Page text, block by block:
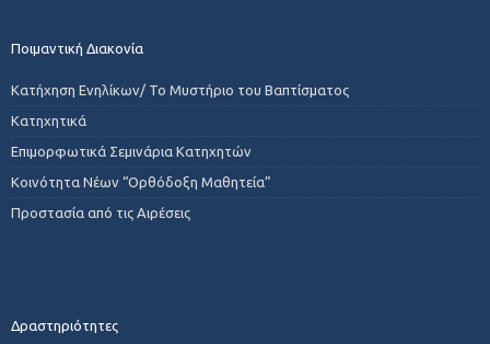
Ποιμαντική Διακονία
Κατήχηση Ενηλίκων/ Το Μυστήριο του Βαπτίσματος
Κατηχητικά
Επιμορφωτικά Σεμινάρια Κατηχητών
Κοινότητα Νέων “Ορθόδοξη Μαθητεία”
Προστασία από τις Αιρέσεις
Δραστηριότητες